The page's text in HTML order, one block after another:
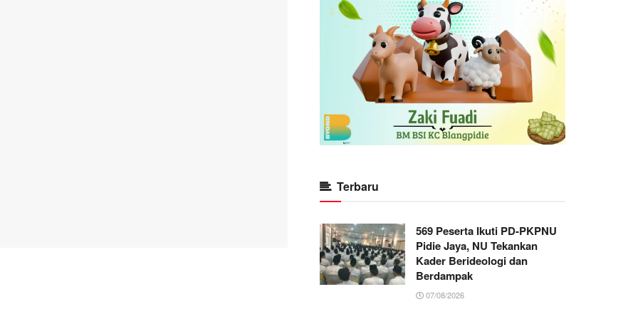
Terbaru
569 Peserta Ikuti PD-PKPNU
Pidie Jaya, NU Tekankan
Kader Berideologi dan
Berdampak
07/08/2026